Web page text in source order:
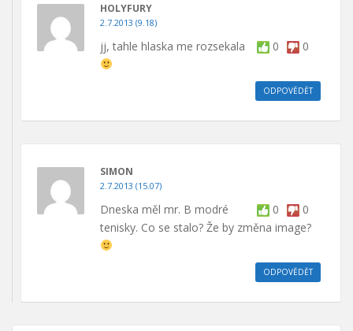
HOLYFURY
2.7.2013 (9.18)
0 0
jj, tahle hlaska me rozsekala
ODPOVĚDĚT
SIMON
2.7.2013 (15.07)
0 0
Dneska měl mr. B modré
tenisky. Co se stalo? Že by změna image?
ODPOVĚDĚT